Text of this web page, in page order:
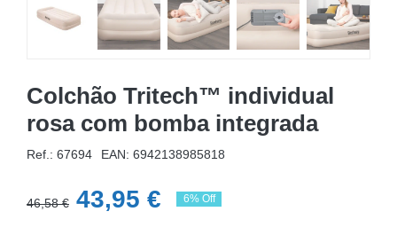
Colchão Tritech™ individual
rosa com bomba integrada
Ref.: 67694 EAN: 6942138985818
46,58€ O
43,95 €O 6% Off